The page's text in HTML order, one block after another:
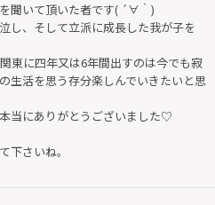
聞いて頂いた者です( ´∀｀)
し、そして立派に成長した我が子を
東に四年又は6年間出すのは今でも寂
生活を思う存分楽しんでいきたいと思
当にありがとうございました♡
さいね。